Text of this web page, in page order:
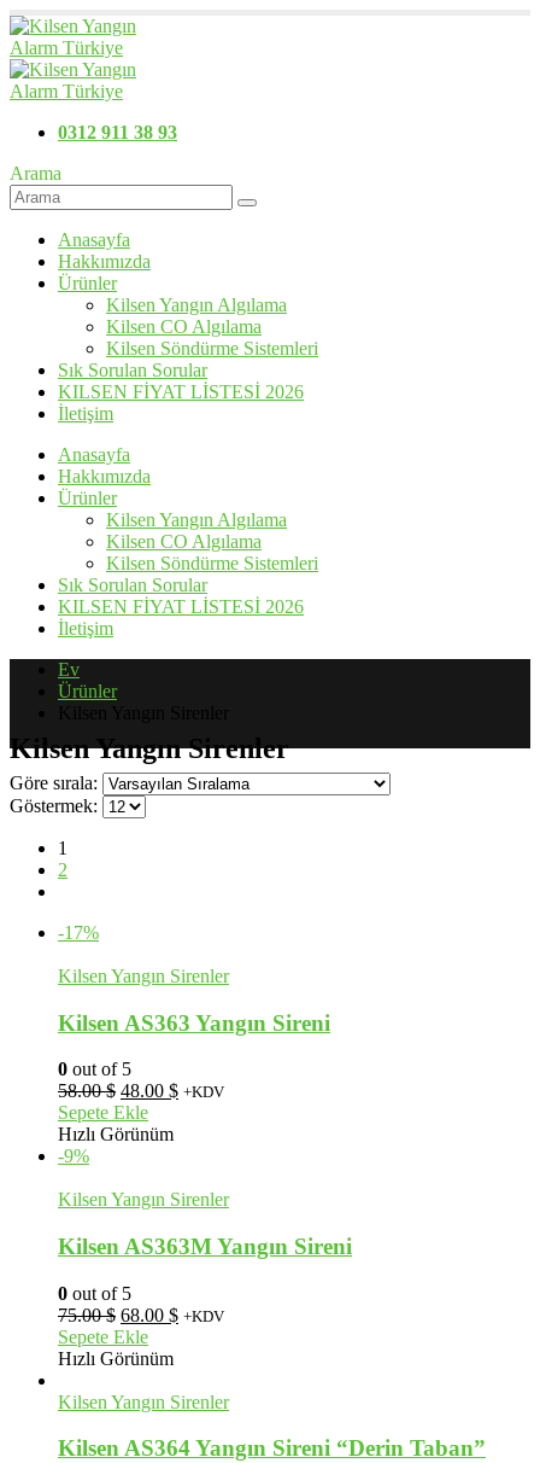
0312 911 38 93
Arama
Anasayfa
Hakkımızda
Ürünler
Kilsen Yangın Algılama
Kilsen CO Algılama
Kilsen Söndürme Sistemleri
Sık Sorulan Sorular
KILSEN FİYAT LİSTESİ 2026
İletişim
Anasayfa
Hakkımızda
Ürünler
Kilsen Yangın Algılama
Kilsen CO Algılama
Kilsen Söndürme Sistemleri
Sık Sorulan Sorular
KILSEN FİYAT LİSTESİ 2026
İletişim
Ev
Ürünler
Kilsen Yangın Sirenler
Göre sırala:
Göstermek:
1
2
-17%
Kilsen Yangın Sirenler
Kilsen AS363 Yangın Sireni
0 out of 5
58.00$ Orijinal
fiyat:
58.00 $.
48.00 $Şu
+KDV
Sepete Ekle
Hızlı Görünüm
-9%
Kilsen Yangın Sirenler
Kilsen AS363M Yangın Sireni
0 out of 5
75.00$ Orijinal
fiyat:
75.00 $.
68.00 $Şu
+KDV
Sepete Ekle
Hızlı Görünüm
Kilsen Yangın Sirenler
Kilsen AS364 Yangın Sireni “Derin Taban”